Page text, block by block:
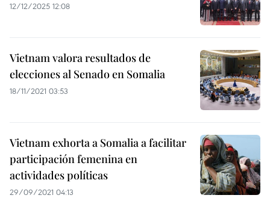
12/12/2025 12:08
Vietnam valora resultados de
elecciones al Senado en Somalia
18/11/2021 03:53
Vietnam exhorta a Somalia a facilitar
participación femenina en
actividades políticas
29/09/2021 04:13